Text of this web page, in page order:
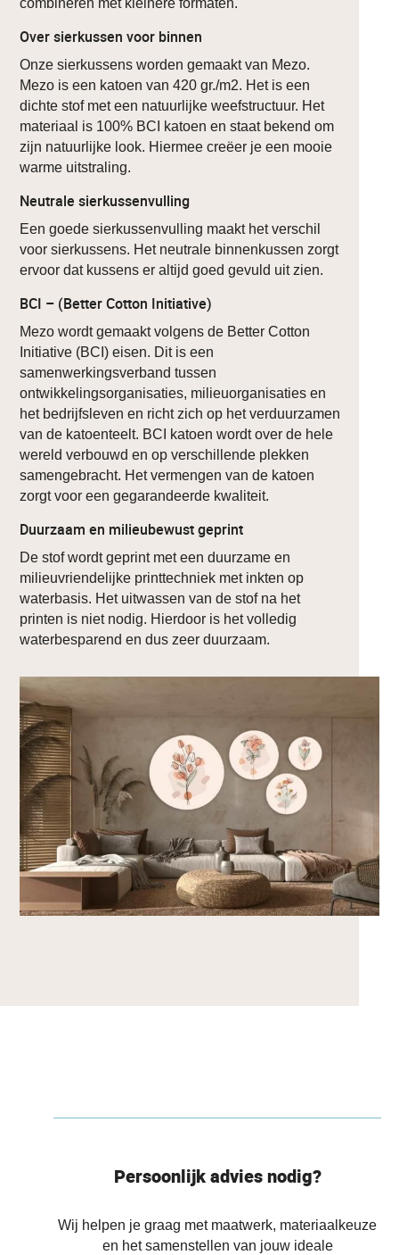
Over sierkussen voor binnen
Onze sierkussens worden gemaakt van Mezo.
Mezo is een katoen van 420 gr./m2. Het is een
dichte stof met een natuurlijke weefstructuur. Het
materiaal is 100% BCI katoen en staat bekend om
zijn natuurlijke look. Hiermee creëer je een mooie
warme uitstraling.
Neutrale sierkussenvulling
Een goede sierkussenvulling maakt het verschil
voor sierkussens. Het neutrale binnenkussen zorgt
ervoor dat kussens er altijd goed gevuld uit zien.
BCI – (Better Cotton Initiative)
Mezo wordt gemaakt volgens de Better Cotton
Initiative (BCI) eisen. Dit is een
samenwerkingsverband tussen
ontwikkelingsorganisaties, milieuorganisaties en
het bedrijfsleven en richt zich op het verduurzamen
van de katoenteelt. BCI katoen wordt over de hele
wereld verbouwd en op verschillende plekken
samengebracht. Het vermengen van de katoen
zorgt voor een gegarandeerde kwaliteit.
Duurzaam en milieubewust geprint
De stof wordt geprint met een duurzame en
milieuvriendelijke printtechniek met inkten op
waterbasis. Het uitwassen van de stof na het
printen is niet nodig. Hierdoor is het volledig
waterbesparend en dus zeer duurzaam.
Persoonlijk advies nodig?
Wij helpen je graag met maatwerk, materiaalkeuze
en het samenstellen van jouw ideale